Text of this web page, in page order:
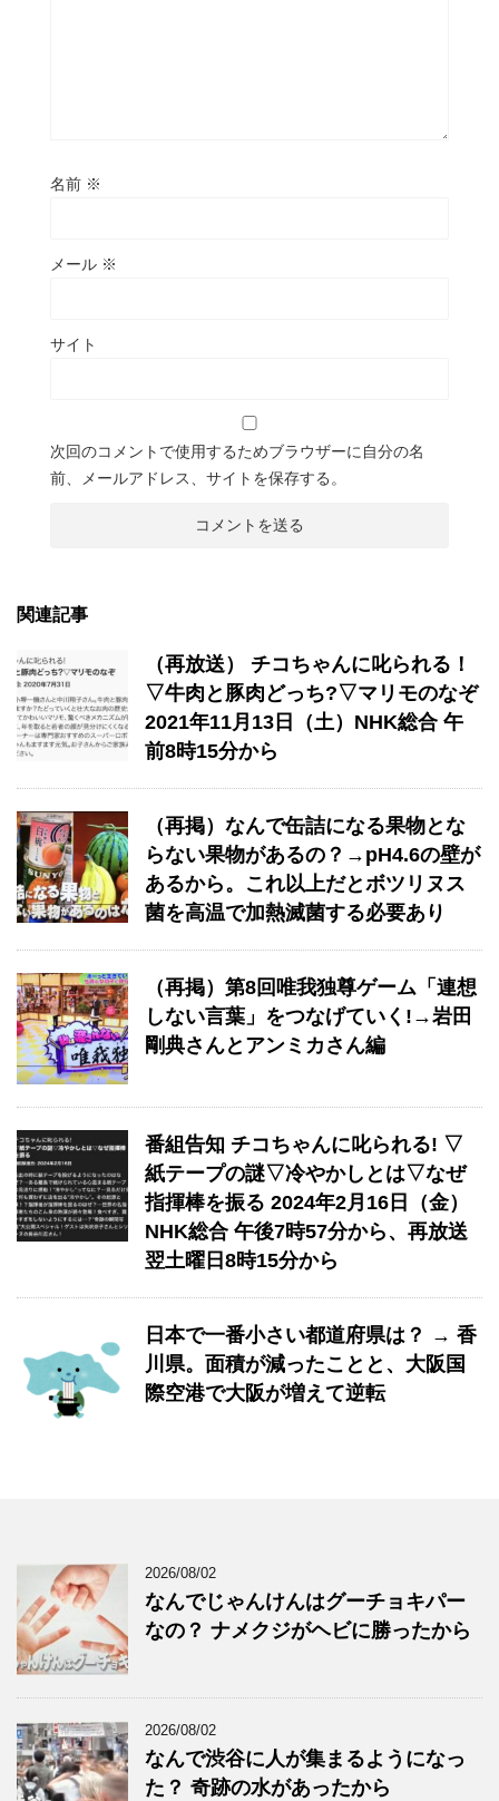
名前 ※
メール ※
サイト
次回のコメントで使用するためブラウザーに自分の名
前、メールアドレス、サイトを保存する。
関連記事
（再放送） チコちゃんに叱られる！
▽牛肉と豚肉どっち?▽マリモのなぞ
2021年11月13日（土）NHK総合 午
前8時15分から
（再掲）なんで缶詰になる果物とな
らない果物があるの？→pH4.6の壁が
あるから。これ以上だとボツリヌス
菌を高温で加熱滅菌する必要あり
（再掲）第8回唯我独尊ゲーム「連想
しない言葉」をつなげていく!→岩田
剛典さんとアンミカさん編
番組告知 チコちゃんに叱られる! ▽
紙テープの謎▽冷やかしとは▽なぜ
指揮棒を振る 2024年2月16日（金）
NHK総合 午後7時57分から、再放送
翌土曜日8時15分から
日本で一番小さい都道府県は？ → 香
川県。面積が減ったことと、大阪国
際空港で大阪が増えて逆転
2026/08/02
なんでじゃんけんはグーチョキパー
なの？ ナメクジがヘビに勝ったから
2026/08/02
なんで渋谷に人が集まるようになっ
た？ 奇跡の水があったから